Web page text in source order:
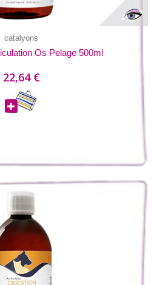
catalyons
Os Pelage 500ml
22,64 €